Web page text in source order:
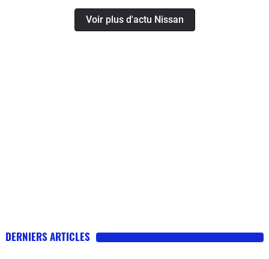
Voir plus d'actu Nissan
DERNIERS ARTICLES